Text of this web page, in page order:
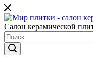
Салон керамической